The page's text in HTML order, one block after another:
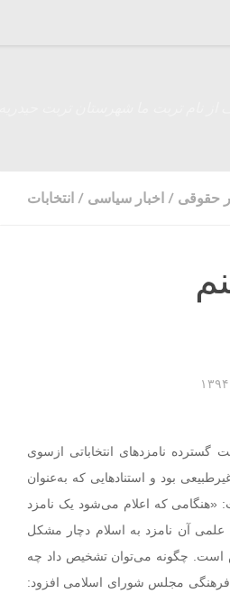
حقوقی / اخبار سیاسی / انتخابات
گسترده نامزدهای انتخاباتی ازسوی
بود و استنادهایی که به‌عنوان
«هنگامی که اعلام می‌شود یک نامزد
و التزام علمی آن نامزد به اسلام دچار مشکل
است. چگونه می‌توان تشخیص داد چه
فرهنگی مجلس شورای اسلامی افزود: